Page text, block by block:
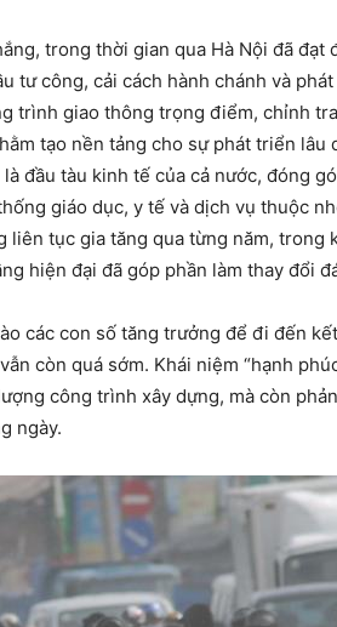
trong thời gian qua Hà Nội đã đạt
tư công, cải cách hành chánh và
trình giao thông trọng điểm, chỉnh
tạo nền tảng cho sự phát triển lâu
đầu tàu kinh tế của cả nước, đóng
giáo dục, y tế và dịch vụ thuộc
liên tục gia tăng qua từng năm, trong
hiện đại đã góp phần làm thay đổi
các con số tăng trưởng để đi đến
còn quá sớm. Khái niệm “hạnh
công trình xây dựng, mà còn
ngày.